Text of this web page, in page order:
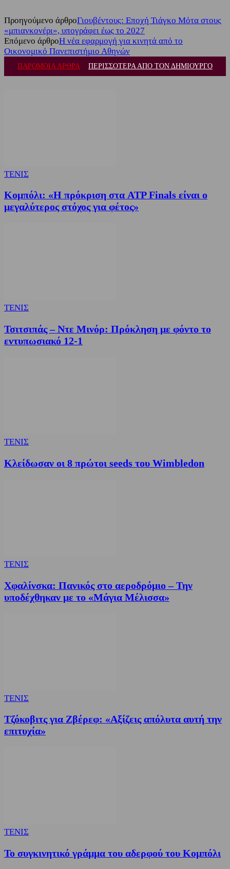
Προηγούμενο άρθροΓιουβέντους: Εποχή Τιάγκο Μότα στους
«μπιανκονέρι», υπογράφει έως το 2027
Επόμενο άρθροΗ νέα εφαρμογή για κινητά από το
Οικονομικό Πανεπιστήμιο Αθηνών
ΠΑΡΟΜΟΙΑ ΑΡΘΡΑ ΠΕΡΙΣΣΟΤΕΡΑ ΑΠΟ ΤΟΝ ΔΗΜΙΟΥΡΓΟ
ΤΕΝΙΣ
Κομπόλι: «Η πρόκριση στα ATP Finals είναι ο
μεγαλύτερος στόχος για φέτος»
ΤΕΝΙΣ
Τσιτσιπάς – Ντε Μινόρ: Πρόκληση με φόντο το
εντυπωσιακό 12-1
ΤΕΝΙΣ
Κλείδωσαν οι 8 πρώτοι seeds του Wimbledon
ΤΕΝΙΣ
Χφαλίνσκα: Πανικός στο αεροδρόμιο – Την
υποδέχθηκαν με το «Μάγια Μέλισσα»
ΤΕΝΙΣ
Τζόκοβιτς για Ζβέρεφ: «Αξίζεις απόλυτα αυτή την
επιτυχία»
ΤΕΝΙΣ
Το συγκινητικό γράμμα του αδερφού του Κομπόλι